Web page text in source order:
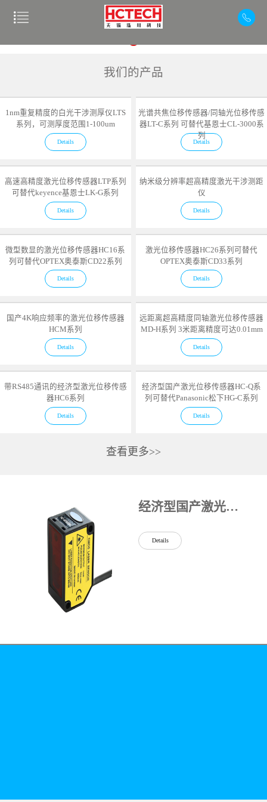
我们的产品
1nm重复精度的白光干涉测厚仪LTS
系列，可测厚度范围1-100um
Details
光谱共焦位移传感器/同轴光位移传感
器LT-C系列 可替代基恩士CL-3000系
列
Details
高速高精度激光位移传感器LTP系列
可替代keyence基恩士LK-G系列
Details
纳米级分辨率超高精度激光干涉测距
仪
Details
微型数显的激光位移传感器HC16系
列可替代OPTEX奥泰斯CD22系列
Details
激光位移传感器HC26系列可替代
OPTEX奥泰斯CD33系列
Details
国产4K响应频率的激光位移传感器
HCM系列
Details
远距离超高精度同轴激光位移传感器
MD-H系列 3米距离精度可达0.01mm
Details
带RS485通讯的经济型激光位移传感
器HC6系列
Details
经济型国产激光位移传感器HC-Q系
列可替代Panasonic松下HG-C系列
Details
查看更多>>
经济型国产激光位移传感器HC-Q系列可替代Panasonic松下HG-C系列
Details
有